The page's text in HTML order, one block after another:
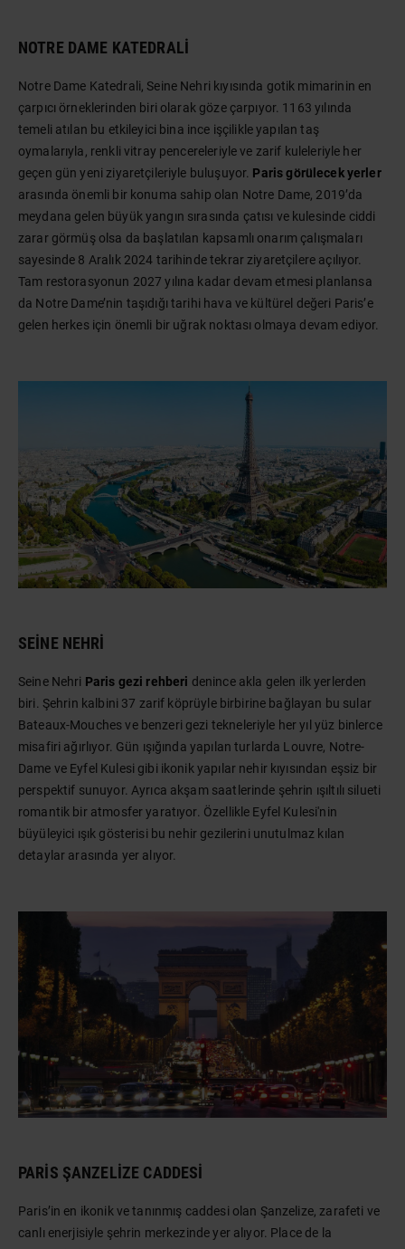
NOTRE DAME KATEDRALI
Notre Dame Katedrali, Seine Nehri kıyısında gotik mimarinin en
çarpıcı örneklerinden biri olarak göze çarpıyor. 1163 yılında
temeli atılan bu etkileyici bina ince işçilikle yapılan taş
oymalarıyla, renkli vitray pencereleriyle ve zarif kuleleriyle her
geçen gün yeni ziyaretçileriyle buluşuyor. Paris görülecek yerler
arasında önemli bir konuma sahip olan Notre Dame, 2019’da
meydana gelen büyük yangın sırasında çatısı ve kulesinde ciddi
zarar görmüş olsa da başlatılan kapsamlı onarım çalışmaları
sayesinde 8 Aralık 2024 tarihinde tekrar ziyaretçilere açılıyor.
Tam restorasyonun 2027 yılına kadar devam etmesi planlansa
da Notre Dame’nin taşıdığı tarihi hava ve kültürel değeri Paris’e
gelen herkes için önemli bir uğrak noktası olmaya devam ediyor.
SEINE NEHRI
Seine Nehri Paris gezi rehberi denince akla gelen ilk yerlerden
biri. Şehrin kalbini 37 zarif köprüyle birbirine bağlayan bu sular
Bateaux-Mouches ve benzeri gezi tekneleriyle her yıl yüz binlerce
misafiri ağırlıyor. Gün ışığında yapılan turlarda Louvre, Notre-
Dame ve Eyfel Kulesi gibi ikonik yapılar nehir kıyısından eşsiz bir
perspektif sunuyor. Ayrıca akşam saatlerinde şehrin ışıltılı silueti
romantik bir atmosfer yaratıyor. Özellikle Eyfel Kulesi'nin
büyüleyici ışık gösterisi bu nehir gezilerini unutulmaz kılan
detaylar arasında yer alıyor.
PARIS ŞANZELIZE CADDESI
Paris’in en ikonik ve tanınmış caddesi olan Şanzelize, zarafeti ve
canlı enerjisiyle şehrin merkezinde yer alıyor. Place de la